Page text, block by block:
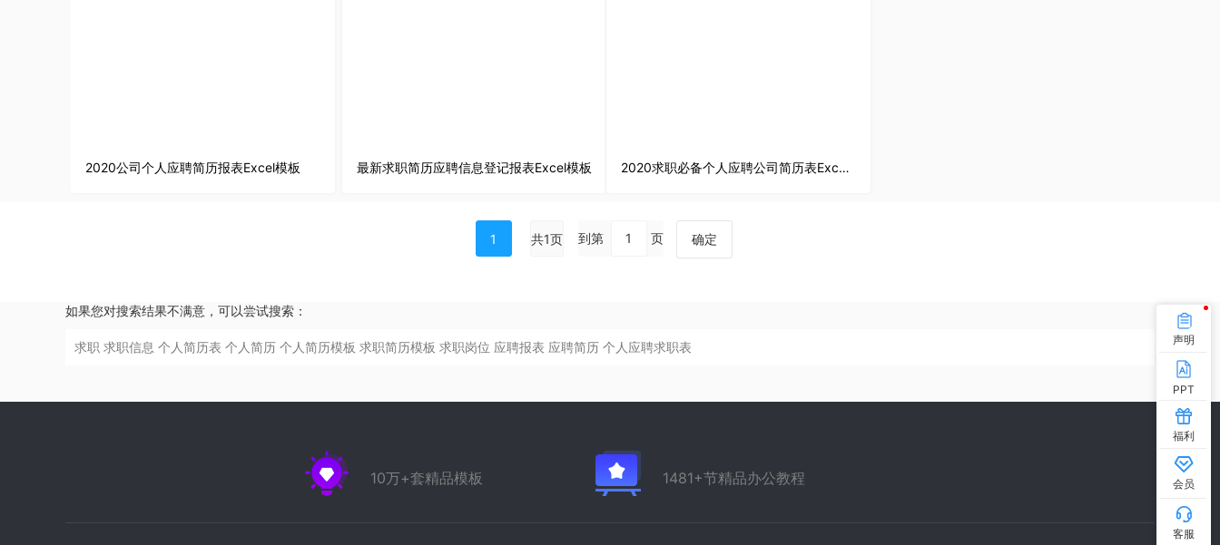
2020公司个人应聘简历报表Excel模板 最新求职简历应聘信息登记报表Excel模板 2020求职必备个人应聘公司简历表Excel模板
1 共1页 到第 页 确定
如果您对搜索结果不满意，可以尝试搜索：
求职 求职信息 个人简历表 个人简历 个人简历模板 求职简历模板 求职岗位 应聘报表 应聘简历 个人应聘求职表 声明
PPT
福利
会员
客服
10万+套精品模板 1481+节精品办公教程